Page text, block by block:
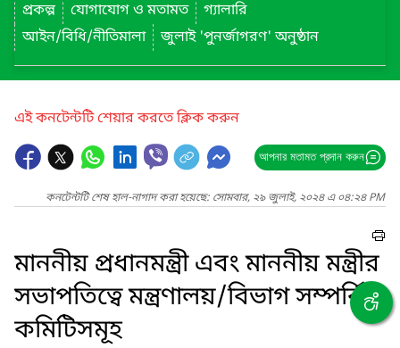
প্রকল্প
যোগাযোগ ও মতামত
গ্যালারি
আইন/বিধি/নীতিমালা
জুলাই 'পুনর্জাগরণ' অনুষ্ঠান
এই কনটেন্টটি শেয়ার করতে ক্লিক করুন
আপনার মতামত প্রদান করুন
কনটেন্টটি শেষ হাল-নাগাদ করা হয়েছে: সোমবার, ২৯ জুলাই, ২০২৪ এ ০৪:২৪ PM
মাননীয় প্রধানমন্ত্রী এবং মাননীয় মন্ত্রীর
সভাপতিত্বে মন্ত্রণালয়/বিভাগ সম্পর্কিত
কমিটিসমূহ